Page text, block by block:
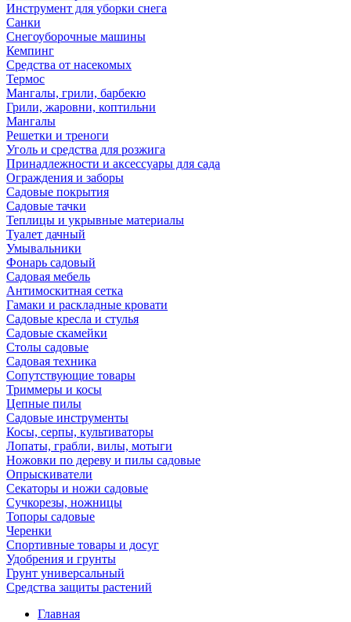
Инструмент для уборки снега
Санки
Снегоуборочные машины
Кемпинг
Средства от насекомых
Термос
Мангалы, грили, барбекю
Грили, жаровни, коптильни
Мангалы
Решетки и треноги
Уголь и средства для розжига
Принадлежности и аксессуары для сада
Ограждения и заборы
Садовые покрытия
Садовые тачки
Теплицы и укрывные материалы
Туалет дачный
Умывальники
Фонарь садовый
Садовая мебель
Антимоскитная сетка
Гамаки и раскладные кровати
Садовые кресла и стулья
Садовые скамейки
Столы садовые
Садовая техника
Сопутствующие товары
Триммеры и косы
Цепные пилы
Садовые инструменты
Косы, серпы, культиваторы
Лопаты, грабли, вилы, мотыги
Ножовки по дереву и пилы садовые
Опрыскиватели
Секаторы и ножи садовые
Сучкорезы, ножницы
Топоры садовые
Черенки
Спортивные товары и досуг
Удобрения и грунты
Грунт универсальный
Средства защиты растений
Главная